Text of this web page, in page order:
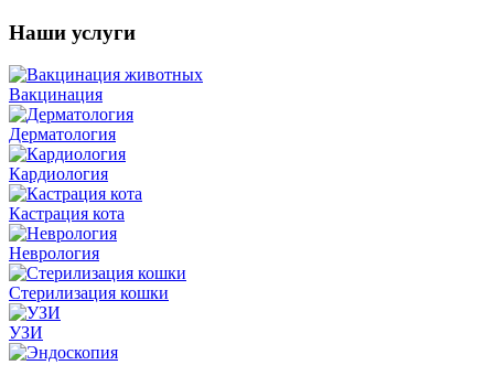
Наши услуги
Вакцинация
Дерматология
Кардиология
Кастрация кота
Неврология
Стерилизация кошки
УЗИ